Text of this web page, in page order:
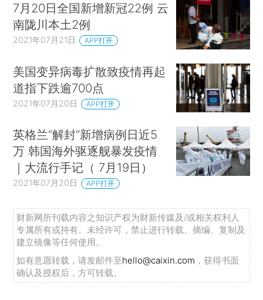
7月20日全国新增新冠22例 云
南陇川本土2例
2021年07月21日 APP打开
美国变异病毒扩散致疫情再起
道指下跌逾700点
2021年07月20日 APP打开
英格兰“解封”新增病例日近5
万 韩国海外驱逐舰暴发疫情
｜大流行手记（ 7月19日）
2021年07月20日 APP打开
财新网所刊载内容之知识产权为财新传媒及/或相关权利人
专属所有或持有。未经许可，禁止进行转载、摘编、复制及
建立镜像等任何使用。
如有意愿转载，请发邮件至hello@caixin.com ，获得书面
确认及授权后，方可转载。